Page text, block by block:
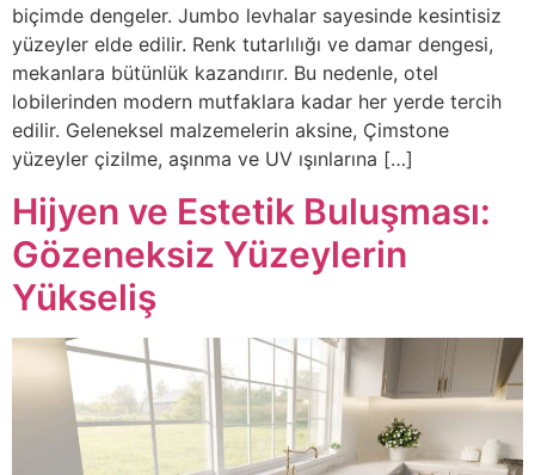
biçimde dengeler. Jumbo levhalar sayesinde kesintisiz
yüzeyler elde edilir. Renk tutarlılığı ve damar dengesi,
mekanlara bütünlük kazandırır. Bu nedenle, otel
lobilerinden modern mutfaklara kadar her yerde tercih
edilir. Geleneksel malzemelerin aksine, Çimstone
yüzeyler çizilme, aşınma ve UV ışınlarına […]
Hijyen ve Estetik Buluşması:
Gözeneksiz Yüzeylerin
Yükseliş